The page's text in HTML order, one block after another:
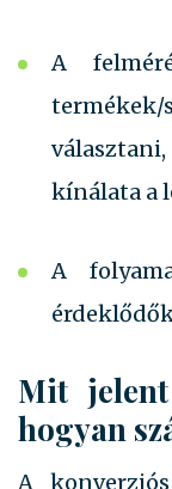
A
termékek/
kínálata a
A
Mit
hogyan
A